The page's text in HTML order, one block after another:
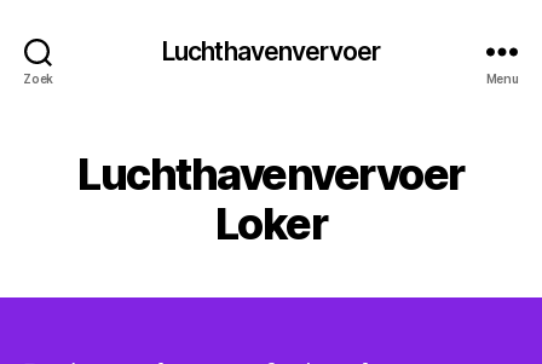
Zoek
Luchthavenvervoer
Menu
Luchthavenvervoer
Loker